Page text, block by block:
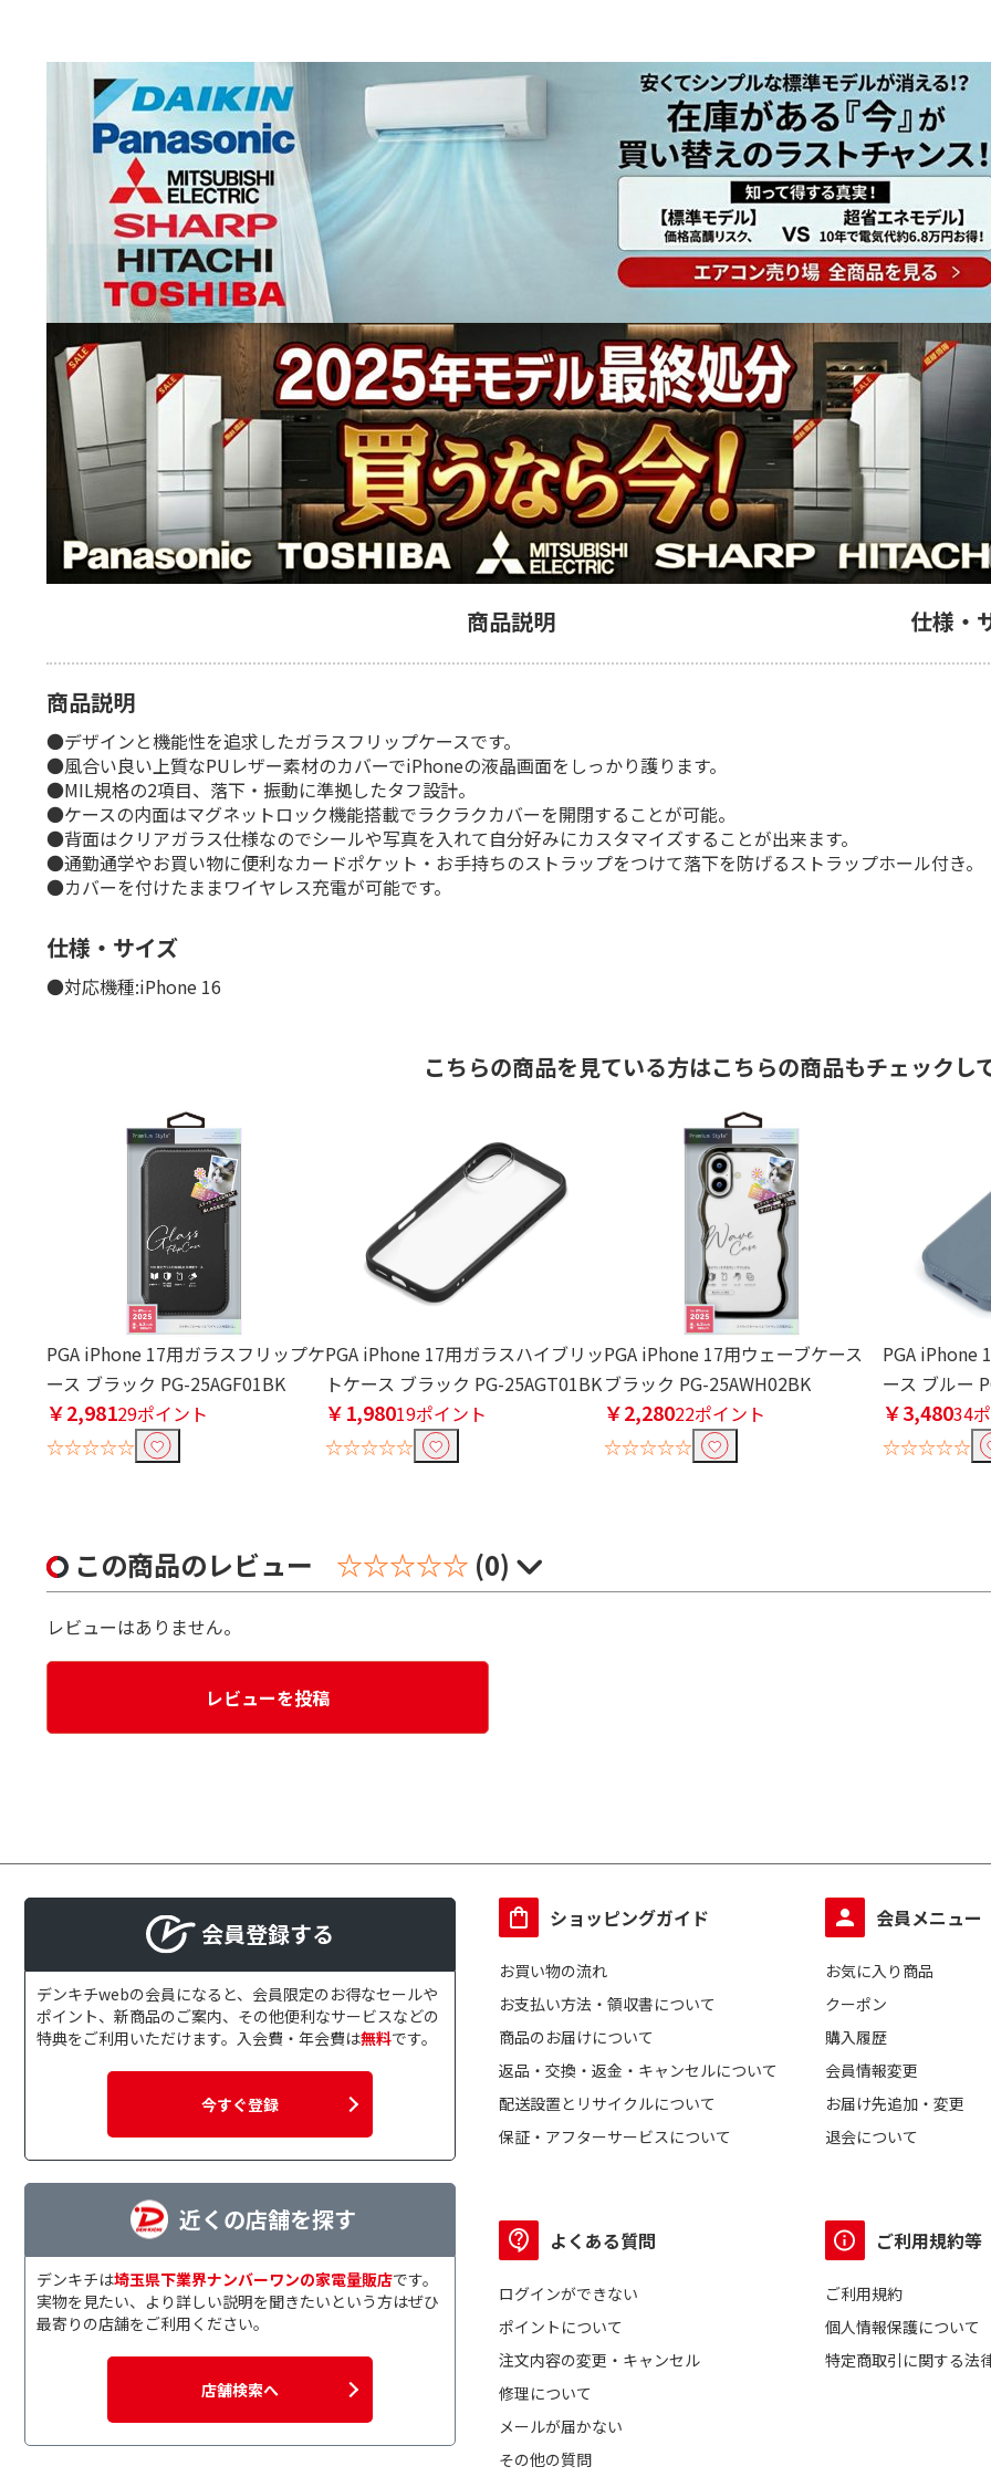
商品説明 仕様・
商品説明
●デザインと機能性を追求したガラスフリップケースです。
●風合い良い上質なPUレザー素材のカバーでiPhoneの液晶画面をしっかり護ります。
●MIL規格の2項目、落下・振動に準拠したタフ設計。
●ケースの内面はマグネットロック機能搭載でラクラクカバーを開閉することが可能。
●背面はクリアガラス仕様なのでシールや写真を入れて自分好みにカスタマイズすることが出来ます。
●通勤通学やお買い物に便利なカードポケット・お手持ちのストラップをつけて落下を防げるストラップホール付き。
●カバーを付けたままワイヤレス充電が可能です。
仕様・サイズ
●対応機種:iPhone 16
こちらの商品を見ている方はこちらの商品もチェックし
PGA iPhone 17用ガラスフリップケ
ース ブラック PG-25AGF01BK
￥2,98129ポイント
☆☆☆☆☆
PGA iPhone 17用ガラスハイブリッ
トケース ブラック PG-25AGT01BK
￥1,98019ポイント
☆☆☆☆☆
PGA iPhone 17用ウェーブケース
ブラック PG-25AWH02BK
￥2,28022ポイント
☆☆☆☆☆
PGA iPhone
ース ブルー
￥3,48034
☆☆☆☆☆
この商品のレビュー ☆☆☆☆☆ (0)
レビューはありません。
レビューを投稿
会員登録する
デンキチwebの会員になると、会員限定のお得なセールや
ポイント、新商品のご案内、その他便利なサービスなどの
特典をご利用いただけます。入会費・年会費は無料です。
今すぐ登録
近くの店舗を探す
デンキチは埼玉県下業界ナンバーワンの家電量販店です。
実物を見たい、より詳しい説明を聞きたいという方はぜひ
最寄りの店舗をご利用ください。
店舗検索へ
ショッピングガイド
お買い物の流れ
お支払い方法・領収書について
商品のお届けについて
返品・交換・返金・キャンセルについて
配送設置とリサイクルについて
保証・アフターサービスについて
会員メニュー
お気に入り商品
クーポン
購入履歴
会員情報変更
お届け先追加・変更
退会について
よくある質問
ログインができない
ポイントについて
注文内容の変更・キャンセル
修理について
メールが届かない
その他の質問
ご利用規約等
ご利用規約
個人情報保護について
特定商取引に関する法